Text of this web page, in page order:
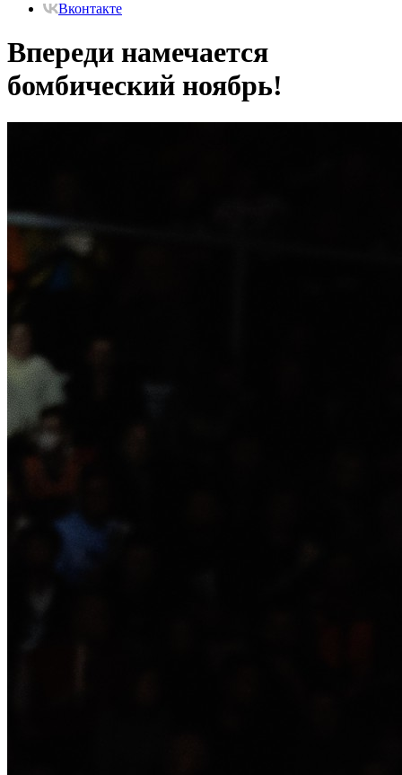
Вконтакте
Впереди намечается
бомбический ноябрь!